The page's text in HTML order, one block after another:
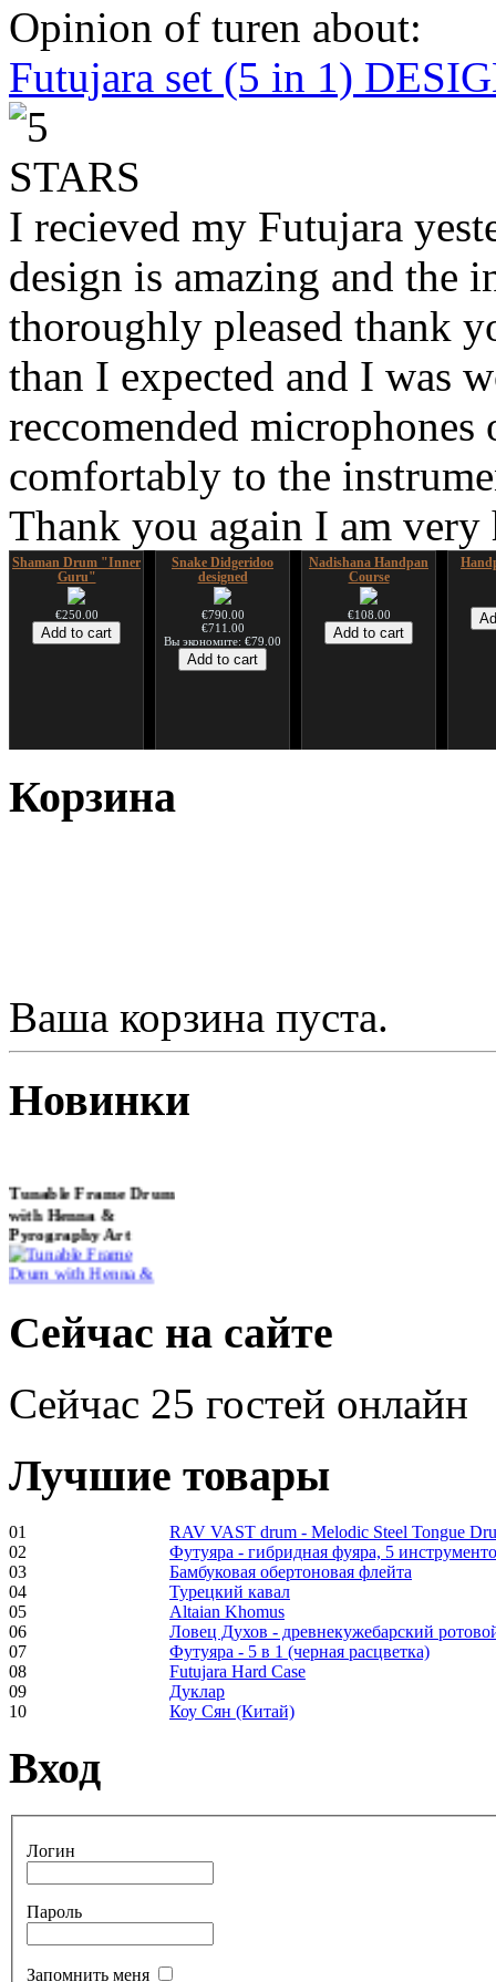
Opinion of turen about:
Futujara set (5 in 1)
I recieved my Futujara
design is amazing and the
thoroughly pleased thank
than I expected and I was
reccomended
comfortably to the
Thank you again I am
Shaman Drum "Inner
Guru"
€250.00
Snake Didgeridoo
designed
€790.00
€711.00
Вы экономите: €79.00
Nadishana Handpan
Course
€108.00
€75.00
Корзина
Ваша корзина пуста.
Новинки
with Henna &
Pyrography Art
Shaman Drum
"Inner Guru"
€250.00
Frame and Shaman
Drum "Master of
Animals", tunable,
with Henna
€530.00
Tunable Tonbak with
€880.00
Snake Didgeridoo
Сейчас на сайте
Сейчас 25 гостей онлайн
Лучшие товары
01
RAV VAST drum - Melodic Steel Tongue
02
Футуяра - гибридная фуяра, 5
03
Бамбуковая обертоновая флейта
04
Турецкий кавал
05
Altaian Khomus
06
Ловец Духов - древнекужебарский
07
Футуяра - 5 в 1 (черная расцветка)
08
Futujara Hard Case
09
Дуклар
10
Коу Сян (Китай)
Вход
Логин
Пароль
Запомнить меня